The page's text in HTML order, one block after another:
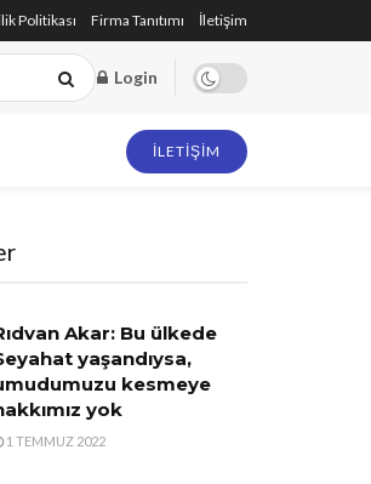
Politikası Firma Tanıtımı İletişim
Login
İLETIŞIM
Akar: Bu ülkede
yaşandıysa,
kesmeye
yok
1 TEMMUZ 2022